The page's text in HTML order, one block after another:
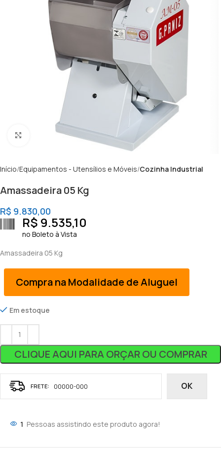
Clique para ampliar
Início Equipamentos - Utensílios e Móveis Cozinha Industrial
Amassadeira 05 Kg
R$ 9.830,00
R$ 9.535,10
no Boleto à Vista
Amassadeira 05 Kg
Compra na Modalidade de Aluguel
Em estoque
CLIQUE AQUI PARA ORÇAR OU COMPRAR
OK
1 Pessoas assistindo este produto agora!